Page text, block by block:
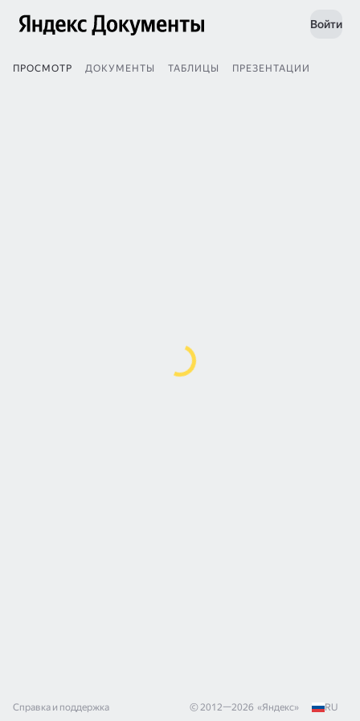
Войти
ПРОСМОТР ДОКУМЕНТЫ ТАБЛИЦЫ ПРЕЗЕНТАЦИИ
Справка и поддержка © 2012—2026 «Яндекс» RU